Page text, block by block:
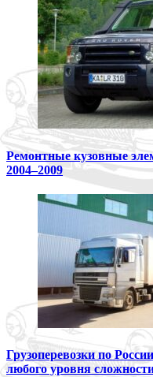
Ремонтные кузовные
2004–2009
Грузоперевозки по
любого уровня